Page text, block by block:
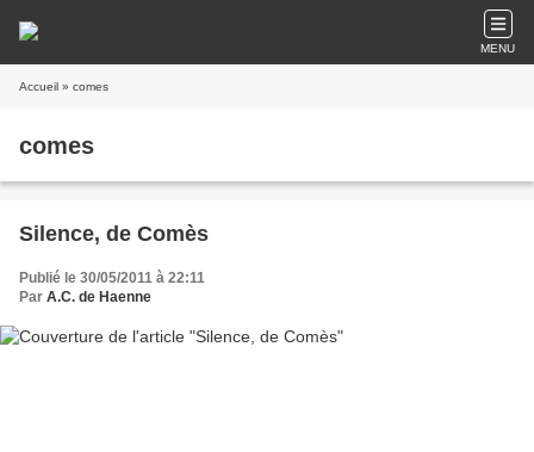
MENU
Accueil » comes
comes
Silence, de Comès
Publié le 30/05/2011 à 22:11
Par A.C. de Haenne